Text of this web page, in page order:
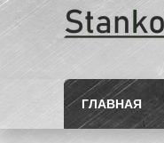
ГЛАВНАЯ